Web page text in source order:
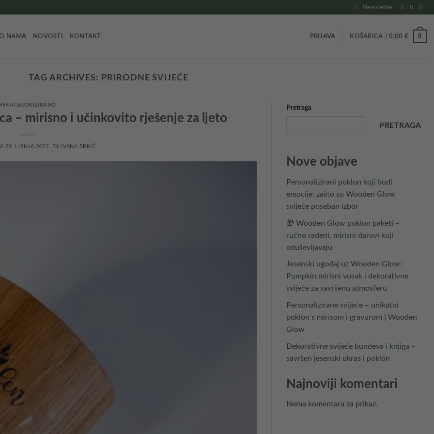
Newsletter
NAMA NOVOSTI KONTAKT PRIJAVA KOŠARICA /0,00 € 0
TAG ARCHIVES: PRIRODNE SVIJEĆE
– mirisno i učinkovito rješenje za ljeto
29. LIPNJA 2025. BY IVANA BRKIĆ
Pretraga
PRETRAGA
Nove objave
Personalizirani poklon koji budi
emocije: zašto su Wooden Glow
svijeće poseban izbor
🎁 Wooden Glow poklon paketi –
ručno rađeni, mirisni darovi koji
oduševljavaju
Jesenski ugođaj uz Wooden Glow:
Pumpkin mirisni vosak i dekorativne
svijeće za savršenu atmosferu
Personalizirane svijeće – unikatni
poklon s mirisom i gravurom | Wooden
Glow
Dekorativne svijeće bundeva i knjiga –
savršen jesenski ukras i poklon
Najnoviji komentari
Nema komentara za prikaz.